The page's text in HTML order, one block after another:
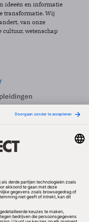
ideeën en informatie
transformatie. Wij
van onze
cultuur, wetenschap